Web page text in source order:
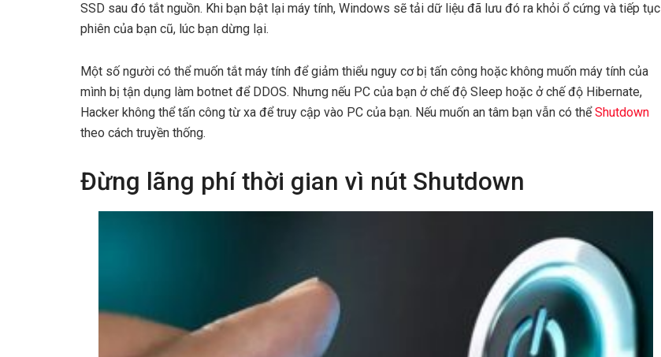
SSD sau đó tắt nguồn. Khi bạn bật lại máy tính, Windows sẽ tải dữ liệu đã lưu đó ra khỏi ổ cứng và tiếp tục
phiên của bạn cũ, lúc bạn dừng lại.
Một số người có thể muốn tắt máy tính để giảm thiểu nguy cơ bị tấn công hoặc không muốn máy tính của
mình bị tận dụng làm botnet để DDOS. Nhưng nếu PC của bạn ở chế độ Sleep hoặc ở chế độ Hibernate,
Hacker không thể tấn công từ xa để truy cập vào PC của bạn. Nếu muốn an tâm bạn vẫn có thểShutdown
theo cách truyền thống.
Đừng lãng phí thời gian vì nút Shutdown